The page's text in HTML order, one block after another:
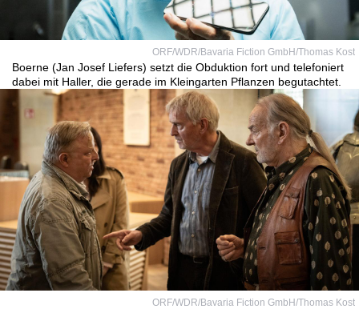
ORF/WDR/Bavaria Fiction GmbH/Thomas Kost
Boerne (Jan Josef Liefers) setzt die Obduktion fort und telefoniert
dabei mit Haller, die gerade im Kleingarten Pflanzen begutachtet.
ORF/WDR/Bavaria Fiction GmbH/Thomas Kost